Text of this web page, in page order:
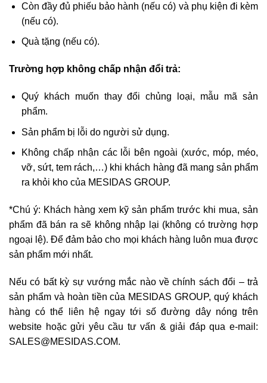
Còn đầy đủ phiếu bảo hành (nếu có) và phụ kiện đi kèm
(nếu có).
Quà tặng (nếu có).
Trường hợp không chấp nhận đổi trả:
Quý khách muốn thay đổi chủng loại, mẫu mã sản
phẩm.
Sản phẩm bị lỗi do người sử dụng.
Không chấp nhận các lỗi bên ngoài (xước, móp, méo,
vỡ, sứt, tem rách,…) khi khách hàng đã mang sản phẩm
ra khỏi kho của MESIDAS GROUP.
*Chú ý: Khách hàng xem kỹ sản phẩm trước khi mua, sản
phẩm đã bán ra sẽ không nhập lại (không có trường hợp
ngoại lệ). Để đảm bảo cho mọi khách hàng luôn mua được
sản phẩm mới nhất.
Nếu có bất kỳ sự vướng mắc nào về chính sách đổi – trả
sản phẩm và hoàn tiền của MESIDAS GROUP, quý khách
hàng có thể liên hệ ngay tới số đường dây nóng trên
website hoặc gửi yêu cầu tư vấn & giải đáp qua e-mail:
SALES@MESIDAS.COM.